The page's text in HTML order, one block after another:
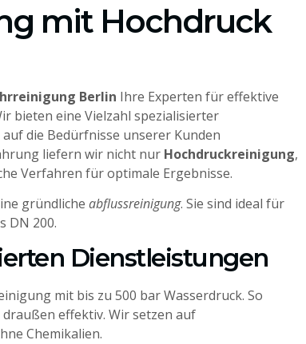
mit Hochdruck
Berlin Ihre Experten für effektive
bieten eine Vielzahl spezialisierter
die Bedürfnisse unserer Kunden
liefern wir nicht nur Hochdruckreinigung,
Verfahren für optimale Ergebnisse.
gründliche abflussreinigung. Sie sind ideal für
DN 200.
Dienstleistungen
mit bis zu 500 bar Wasserdruck. So
effektiv. Wir setzen auf
Chemikalien.